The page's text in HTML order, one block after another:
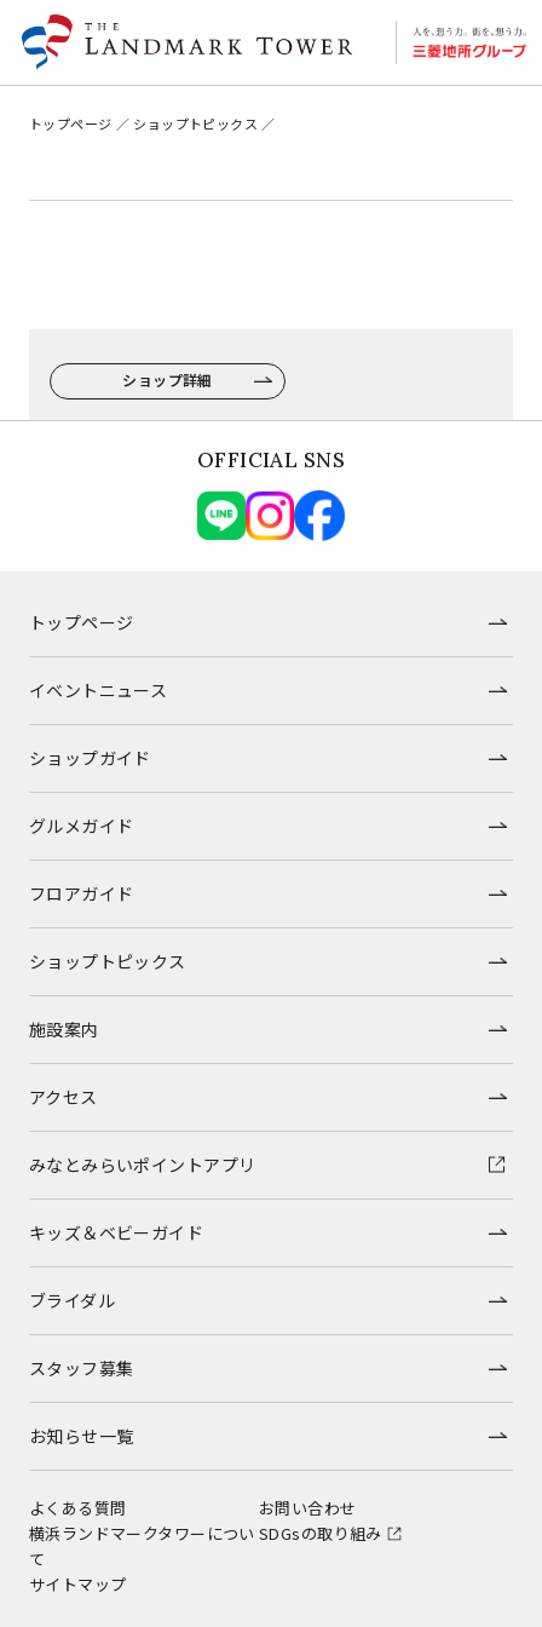
トップページ ショップトピックス
ショップ詳細
OFFICIAL SNS
トップページ
イベントニュース
ショップガイド
グルメガイド
フロアガイド
ショップトピックス
施設案内
アクセス
みなとみらいポイントアプリ
キッズ＆ベビーガイド
ブライダル
スタッフ募集
お知らせ一覧
よくある質問
お問い合わせ
横浜ランドマークタワーについ
て
SDGsの取り組み
サイトマップ